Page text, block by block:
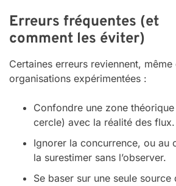
Erreurs fréquentes (et
comment les éviter)
Certaines erreurs reviennent, même
organisations expérimentées :
Confondre une zone
cercle) avec la réalité des flux.
Ignorer la concurrence, ou au
la surestimer sans l’observer.
Se baser sur une seule source